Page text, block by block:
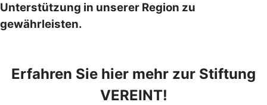
Unterstützung in unserer Region zu
gewährleisten.
Erfahren Sie hier mehr zur Stiftung
VEREINT!